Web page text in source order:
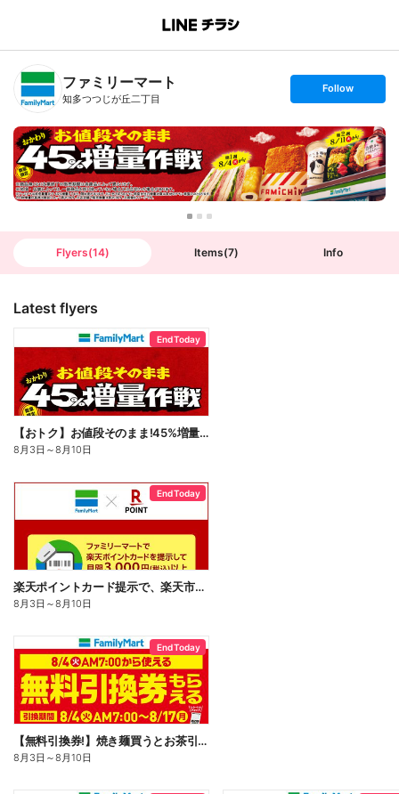
B
n
T
ファミリーマート
知多つつじが丘二丁目
s
t
o
l
l
o
w
Follow
Flyers(14) Items(7) Info
Latest flyers
End Today
【おトク】お値段そのまま!45%増量作戦!
8月3日 ～8月10日
End Today
楽天ポイントカード提示で、楽天市場でのお買い物がおトクに!
8月3日 ～8月10日
End Today
【無料引換券!】焼き麺買うとお茶引換券貰える!
8月3日 ～8月10日